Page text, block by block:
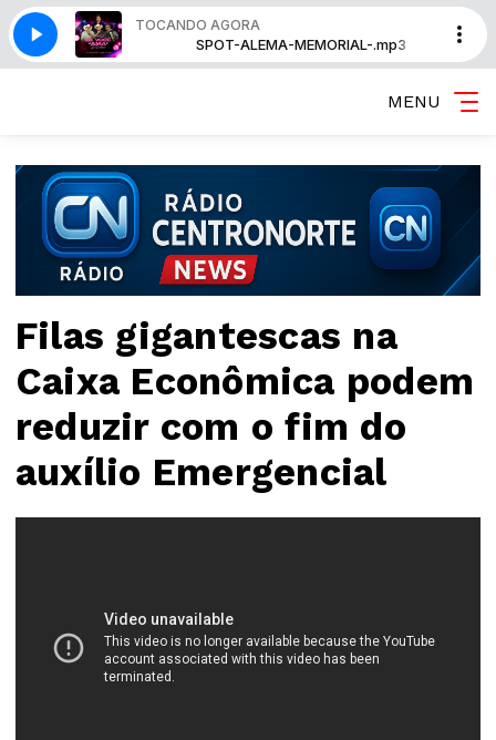
TOCANDO AGORA
.mp3 SPOT-ALEMA-MEMORIAL-.mp3
MENU
Filas gigantescas na
Caixa Econômica podem
reduzir com o fim do
auxílio Emergencial